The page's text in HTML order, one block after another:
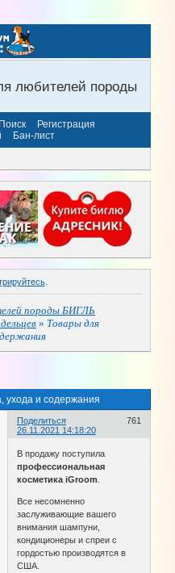
любителей породы
Поиск
Регистрация
Бан-лист
.
породы БИГЛЬ
» Товары для
ухода и содержания
Поделиться
761
26.11.2021 14:18:20
В продажу поступила
профессиональная
косметика iGroom
Все несомненно
заслуживающие вашего
внимания шампуни,
кондиционеры и спреи с
гордостью производятся в
США.